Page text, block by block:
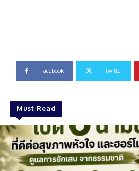
Facebook Twitter
Must Read